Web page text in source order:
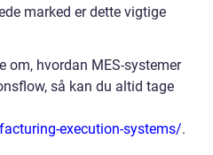
marked er dette vigtige
om, hvordan MES-systemer
så kan du altid tage
execution-systems/.